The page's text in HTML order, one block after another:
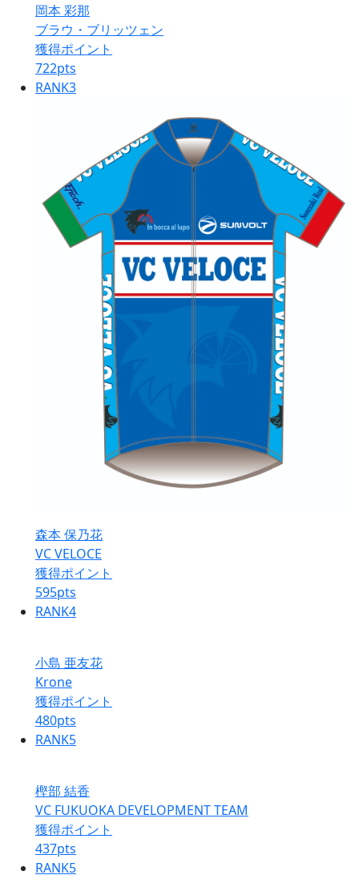
岡本 彩那
ブラウ・ブリッツェン
獲得ポイント
722pts
RANK3
森本 保乃花
VC VELOCE
獲得ポイント
595pts
RANK4
小島 亜友花
Krone
獲得ポイント
480pts
RANK5
樫部 結香
VC FUKUOKA DEVELOPMENT TEAM
獲得ポイント
437pts
RANK5